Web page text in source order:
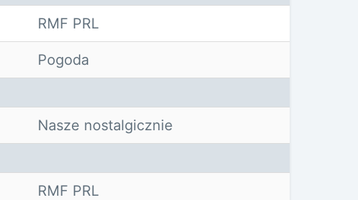
RMF PRL
Pogoda
Nasze nostalgicznie
RMF PRL